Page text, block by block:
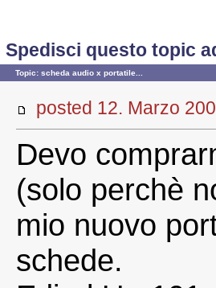
Spedisci questo topic
Topic: scheda audio x portatile...
posted 12. Marzo
Devo
(solo perchè
mio nuovo
schede.